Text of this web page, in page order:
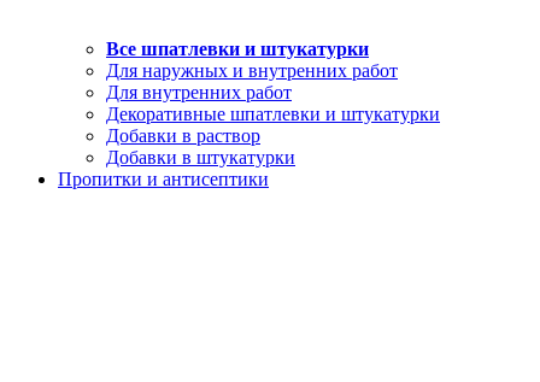
Все шпатлевки и штукатурки
Для наружных и внутренних работ
Для внутренних работ
Декоративные шпатлевки и штукатурки
Добавки в раствор
Добавки в штукатурки
Пропитки и антисептики